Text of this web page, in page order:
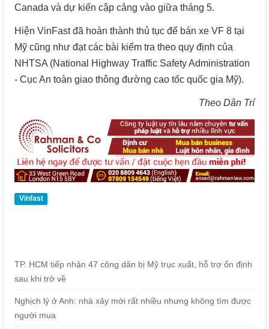
Canada và dự kiến cập cảng vào giữa tháng 5.
Hiện VinFast đã hoàn thành thủ tục để bán xe VF 8 tại
Mỹ cũng như đạt các bài kiểm tra theo quy định của
NHTSA (National Highway Traffic Safety Administration
- Cục An toàn giao thông đường cao tốc quốc gia Mỹ).
Theo Dân Trí
Vinfast
TP. HCM tiếp nhận 47 công dân bị Mỹ trục xuất, hỗ trợ ổn định
sau khi trở về
Nghịch lý ở Anh: nhà xây mới rất nhiều nhưng không tìm được
người mua